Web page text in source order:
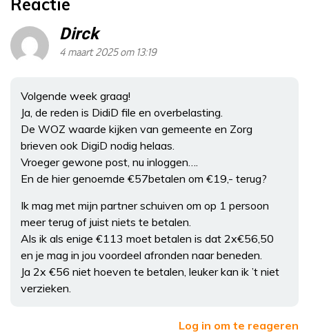
Reactie
Dirck
4 maart 2025 om 13:19
Volgende week graag!
Ja, de reden is DidiD file en overbelasting.
De WOZ waarde kijken van gemeente en Zorg
brieven ook DigiD nodig helaas.
Vroeger gewone post, nu inloggen….
En de hier genoemde €57betalen om €19,- terug?
Ik mag met mijn partner schuiven om op 1 persoon
meer terug of juist niets te betalen.
Als ik als enige €113 moet betalen is dat 2x€56,50
en je mag in jou voordeel afronden naar beneden.
Ja 2x €56 niet hoeven te betalen, leuker kan ik ’t niet
verzieken.
Log in om te reageren